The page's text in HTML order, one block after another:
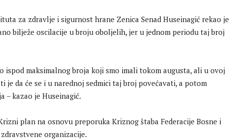
za zdravlje i sigurnost hrane Zenica Senad Huseinagić rekao je
bilježe oscilacije u broju oboljelih, jer u jednom periodu taj broj
ispod maksimalnog broja koji smo imali tokom augusta, ali u ovoj
je da će se i u narednoj sedmici taj broj povećavati, a potom
– kazao je Huseinagić.
plan na osnovu preporuka Kriznog štaba Federacije Bosne i
organizacije.